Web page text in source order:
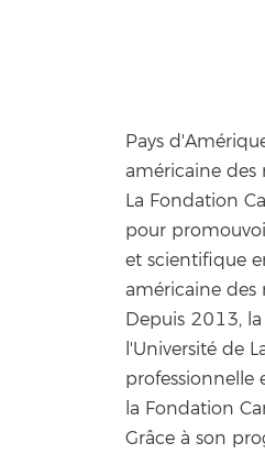
Pays
américaine des
La Fondation
pour
et scientifique
américaine des
Depuis 2013,
l'Université de
professionnelle
la Fondation
Grâce à son